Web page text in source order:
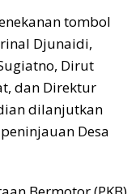
tombol
Djunaidi,
Dirut
dan Direktur
dilanjutkan
Desa